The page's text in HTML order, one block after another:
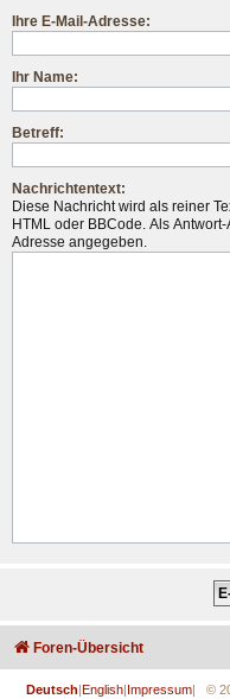
Ihre E-Mail-Adresse:
Ihr Name:
Betreff:
Nachrichtentext:
Diese Nachricht wird als reiner
HTML oder BBCode. Als
Adresse angegeben.
Foren-Übersicht
Deutsch|English|Impressum| ©